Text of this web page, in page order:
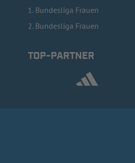
1. Bundesliga Frauen
2. Bundesliga Frauen
TOP-PARTNER